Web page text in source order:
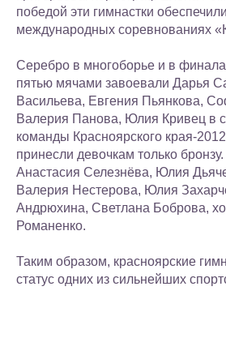
победой эти гимнастки
международных соревнованиях
Серебро в многоборье и в
пятью мячами завоевали Дарья
Васильева, Евгения Пьянкова,
Валерия Панова, Юлия Кривец в
команды Красноярского края-
принесли девочкам только
Анастасия Селезнёва, Юлия
Валерия Нестерова, Юлия
Андрюхина, Светлана Боброва,
Романенко.
Таким образом, красноярские
статус одних из сильнейших